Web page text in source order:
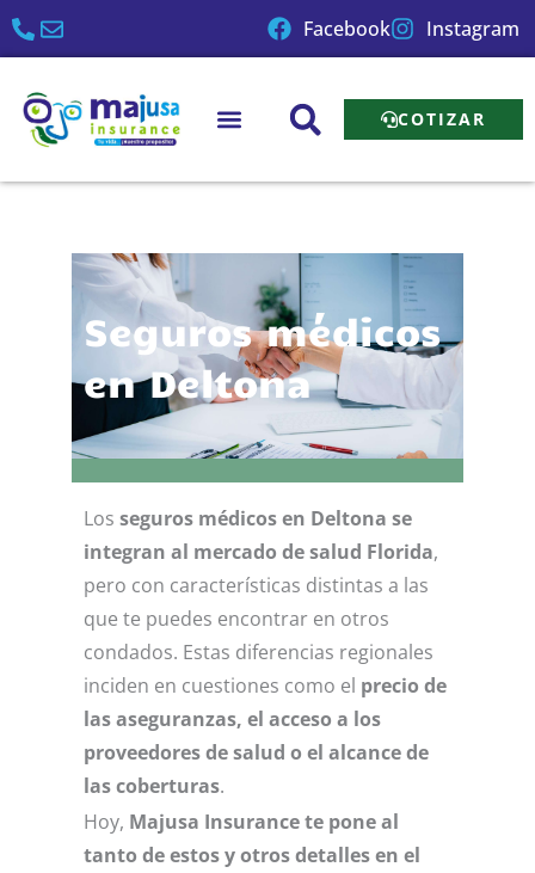
Ir
Facebook Instagram
COTIZAR
Seguros médicos
en Deltona
Los seguros médicos en Deltona se
integran al mercado de salud Florida,
pero con características distintas a las
que te puedes encontrar en otros
condados. Estas diferencias regionales
inciden en cuestiones como el precio de
las aseguranzas, el acceso a los
proveedores de salud o el alcance de
las coberturas.
Hoy, Majusa Insurance te pone al
tanto de estos y otros detalles en el